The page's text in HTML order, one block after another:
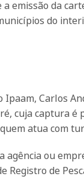
emissão da
do
Ipaam, Carlos
cuja captura
atua com
agência ou
de